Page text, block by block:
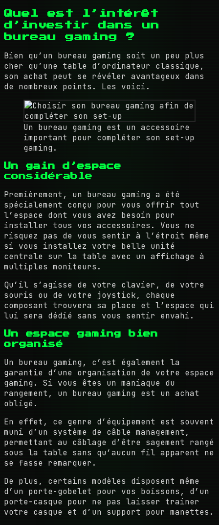
Quel est l’intérêt
d’investir dans un
bureau gaming ?
Bien qu’un bureau gaming soit un peu plus
cher qu’une table d’ordinateur classique,
son achat peut se révéler avantageux dans
de nombreux points. Les voici.
Un bureau gaming est un accessoire
important pour compléter son set-up
gaming.
Un gain d’espace
considérable
Premièrement, un bureau gaming a été
spécialement conçu pour vous offrir tout
l’espace dont vous avez besoin pour
installer tous vos accessoires. Vous ne
risquez pas de vous sentir à l’étroit même
si vous installez votre belle unité
centrale sur la table avec un affichage à
multiples moniteurs.
Qu’il s’agisse de votre clavier, de votre
souris ou de votre joystick, chaque
composant trouvera sa place et l’espace qui
lui sera dédié sans vous sentir envahi.
Un espace gaming bien
organisé
Un bureau gaming, c’est également la
garantie d’une organisation de votre espace
gaming. Si vous êtes un maniaque du
rangement, un bureau gaming est un achat
obligé.
En effet, ce genre d’équipement est souvent
muni d’un système de câble management,
permettant au câblage d’être sagement rangé
sous la table sans qu’aucun fil apparent ne
se fasse remarquer.
De plus, certains modèles disposent même
d’un porte-gobelet pour vos boissons, d’un
porte-casque pour ne pas laisser trainer
votre casque et d’un support pour manettes.